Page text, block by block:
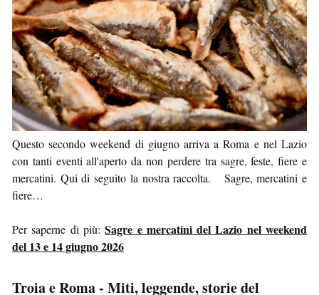
Questo secondo weekend di giugno arriva a Roma e nel Lazio
con tanti eventi all'aperto da non perdere tra sagre, feste, fiere e
mercatini. Qui di seguito la nostra raccolta. Sagre, mercatini e
fiere…
Per saperne di più:Sagre e mercatini del Lazio nel weekend
del 13 e 14 giugno 2026
Troia e Roma - Miti, leggende, storie del